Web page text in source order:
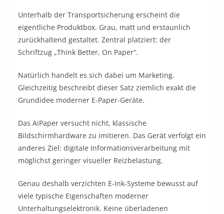
Unterhalb der Transportsicherung erscheint die
eigentliche Produktbox. Grau, matt und erstaunlich
zurückhaltend gestaltet. Zentral platziert: der
Schriftzug „Think Better, On Paper“.
Natürlich handelt es sich dabei um Marketing.
Gleichzeitig beschreibt dieser Satz ziemlich exakt die
Grundidee moderner E-Paper-Geräte.
Das AiPaper versucht nicht, klassische
Bildschirmhardware zu imitieren. Das Gerät verfolgt ein
anderes Ziel: digitale Informationsverarbeitung mit
möglichst geringer visueller Reizbelastung.
Genau deshalb verzichten E-Ink-Systeme bewusst auf
viele typische Eigenschaften moderner
Unterhaltungselektronik. Keine überladenen